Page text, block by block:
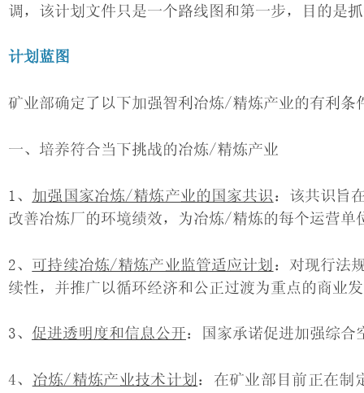
调，该计划文件只是一个路线图和第一步，目的是
计划蓝图
矿业部确定了以下加强智利冶炼/精炼产业的有利条
一、培养符合当下挑战的冶炼/精炼产业
1、 加强国家冶炼/精炼产业的国家共识 ：该共识旨
改善冶炼厂的环境绩效，为冶炼/精炼的每个运营单
2、 可持续冶炼/精炼产业监管适应计划 ：对现行法
续性，并推广以循环经济和公正过渡为重点的商业
3、 促进透明度和信息公开：国家承诺促进加强综合
4、 冶炼/精炼产业技术计划 ：在矿业部目前正在制